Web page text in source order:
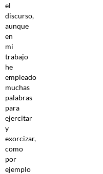
el
discurso,
aunque
en
mi
trabajo
he
empleado
muchas
palabras
para
ejercitar
y
exorcizar,
como
por
ejemplo